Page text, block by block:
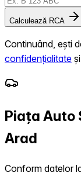
Calculează RCA
Continuând, ești
confidențialitate
Piața Auto
Arad
Conform datelor